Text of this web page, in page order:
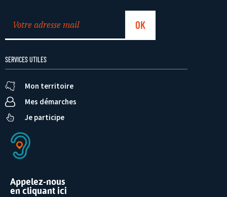
SERVICES UTILES
Mon territoire
Mes démarches
Je participe
Appelez-nous
en cliquant ici